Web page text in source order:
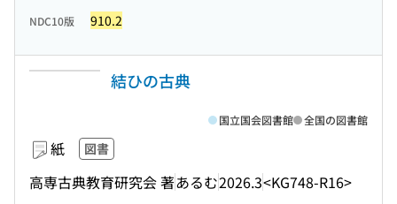
NDC10版 910.2
結ひの古典
紙 図書
高専古典教育研究会 著あるむ2026.3<KG748-R16>
国立国会図書館 全国の図書館